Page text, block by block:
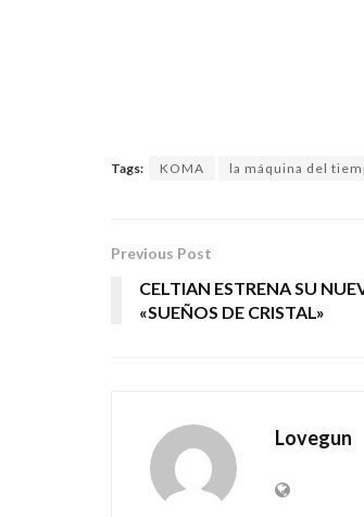
Tags: KOMA la máquina del
Previous Post
CELTIAN ESTRENA SU
«SUEÑOS DE CRISTAL»
Lovegun